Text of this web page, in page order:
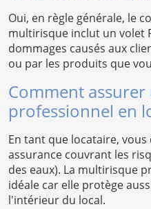
Oui, en règle générale, le
multirisque inclut un volet
dommages causés aux
ou par les produits que
Comment assurer
professionnel en
En tant que locataire,
assurance couvrant les
des eaux). La multirisque
idéale car elle protège
l'intérieur du local.